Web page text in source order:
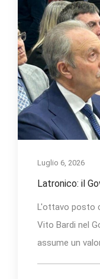
Luglio 6, 2026
Latronico: il
L'ottavo posto
Vito Bardi nel
assume un